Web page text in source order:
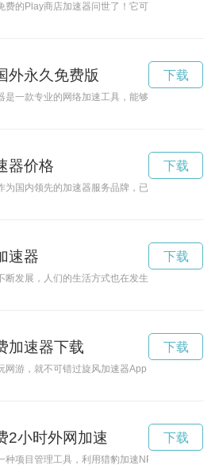
费的Play商店加速器问世了！它可以帮助你更快
外永久免费版
是一款专业的网络加速工具，能够有效提升您在
下载
器价格
为国内领先的加速器服务品牌，已经走过了十年
下载
速器
断发展，人们的生活方式也在发生变化。快联加
下载
加速器下载
网游，就不可错过旋风加速器App！它可以帮助
下载
2小时外网加速
种项目管理工具，利用猎豹加速NPV方法，可以
下载